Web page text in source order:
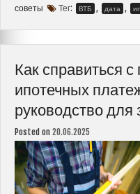
платежа
Возможные
варианты
и
полезные
советы”
советы Тег: ВТБ , дата ,
Как справиться
ипотечных
руководство
Posted on 20.06.2025